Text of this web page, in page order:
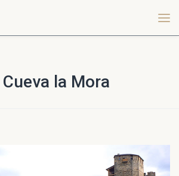
Cueva la Mora